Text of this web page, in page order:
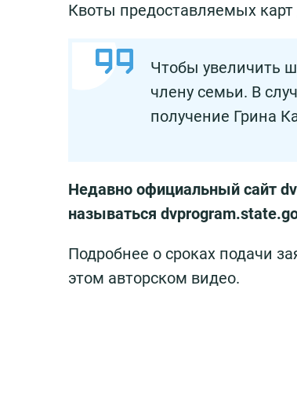
Квоты предоставляемых
Чтобы увеличить
члену семьи. В
получение Грина
Недавно официальный сайт
называться
Подробнее о сроках подачи
этом авторском видео.